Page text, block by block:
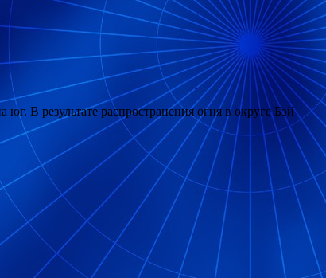
В результате распространения огня в округе Бэй